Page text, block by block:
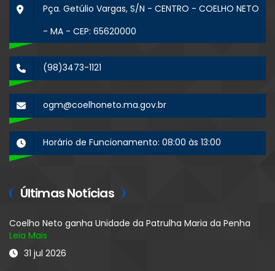
Pça. Getúlio Vargas, S/N - CENTRO - COELHO NETO
- MA - CEP: 65620000
(98)3473-1121
ogm@coelhoneto.ma.gov.br
Horário de Funcionamento: 08:00 às 13:00
Últimas Notícias
Coelho Neto ganha Unidade da Patrulha Maria da Penha
Leia Mais
31 jul 2026